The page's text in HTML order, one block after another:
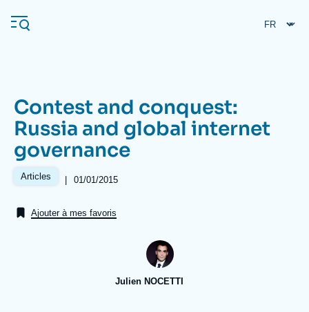
au
contenu
Navigation
principale
L'Ifri
À propos de l'Ifri
Proche-Orient
Contest and conquest:
Russia and global internet
governance
Articles |
Date
publication
01/01/2015
Ajouter à mes favoris
Julien NOCETTI